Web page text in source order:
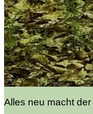
Alles neu macht der